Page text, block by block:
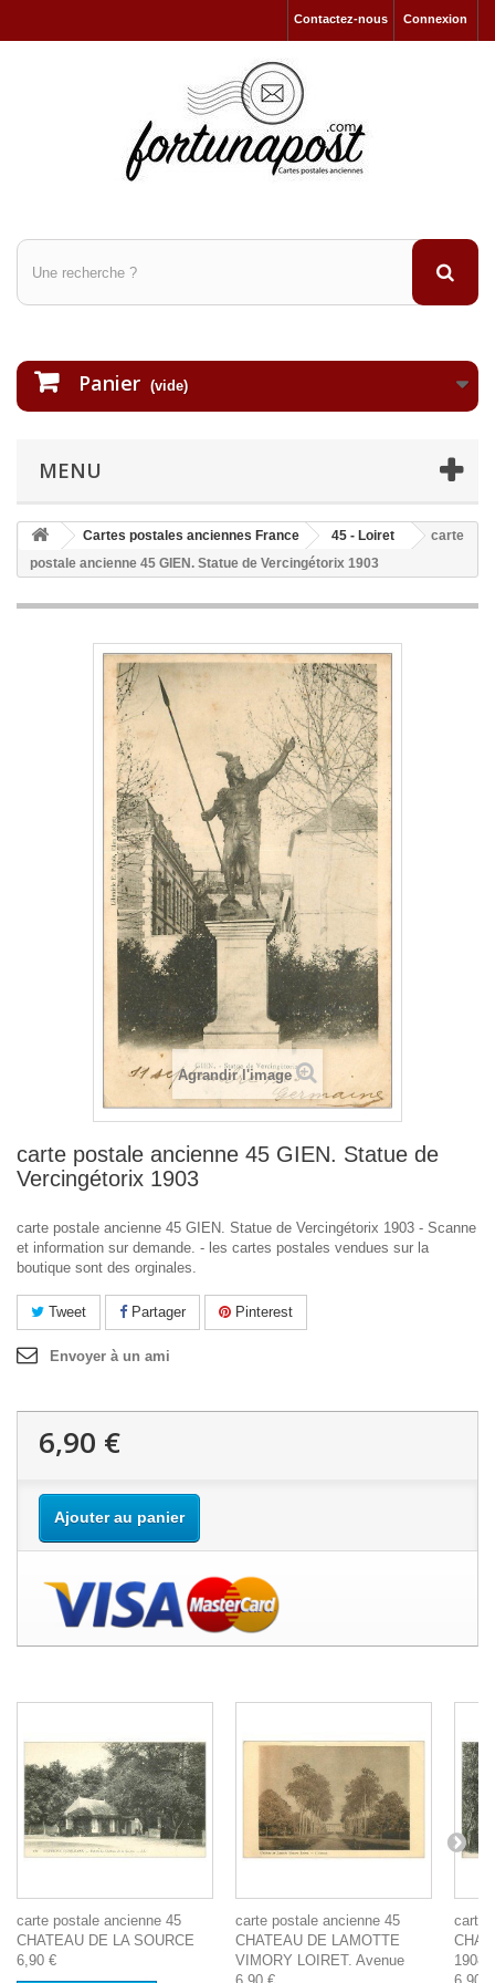
Connexion
Contactez-nous
Panier (vide)
MENU
Cartes postales anciennes France 45 - Loiret
carte
postale ancienne 45 GIEN. Statue de Vercingétorix 1903
Agrandir l'image
carte postale ancienne 45 GIEN. Statue de
Vercingétorix 1903
carte postale ancienne 45 GIEN. Statue de Vercingétorix 1903 - Scanne
et information sur demande. - les cartes postales vendues sur la
boutique sont des orginales.
Tweet Partager Pinterest
Envoyer à un ami
6,90 €
Ajouter au panier
carte postale ancienne 45
CHATEAU DE LA SOURCE
6,90 €
carte postale ancienne 45
CHATEAU DE LAMOTTE
VIMORY LOIRET. Avenue
carte
1908